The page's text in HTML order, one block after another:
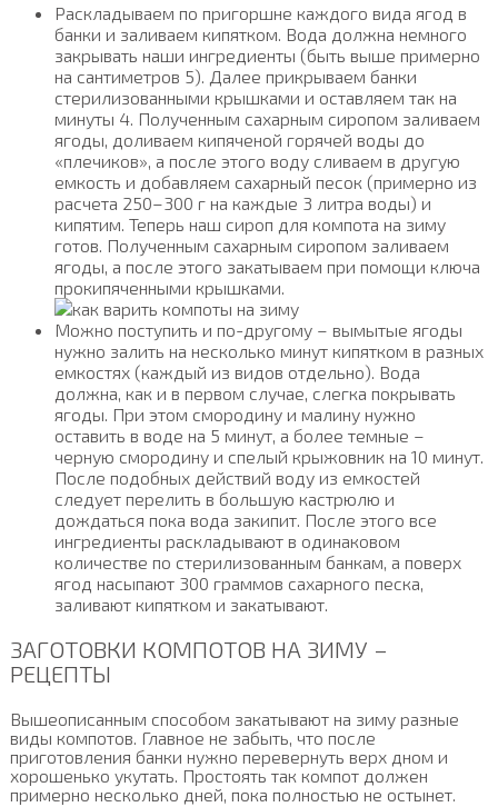
Раскладываем по пригоршне каждого вида ягод в
банки и заливаем кипятком. Вода должна немного
закрывать наши ингредиенты (быть выше примерно
на сантиметров 5). Далее прикрываем банки
стерилизованными крышками и оставляем так на
минуты 4. Полученным сахарным сиропом заливаем
ягоды, доливаем кипяченой горячей воды до
«плечиков», а после этого воду сливаем в другую
емкость и добавляем сахарный песок (примерно из
расчета 250–300 г на каждые 3 литра воды) и
кипятим. Теперь наш сироп для компота на зиму
готов. Полученным сахарным сиропом заливаем
ягоды, а после этого закатываем при помощи ключа
прокипяченными крышками.
Можно поступить и по-другому – вымытые ягоды
нужно залить на несколько минут кипятком в разных
емкостях (каждый из видов отдельно). Вода
должна, как и в первом случае, слегка покрывать
ягоды. При этом смородину и малину нужно
оставить в воде на 5 минут, а более темные –
черную смородину и спелый крыжовник на 10 минут.
После подобных действий воду из емкостей
следует перелить в большую кастрюлю и
дождаться пока вода закипит. После этого все
ингредиенты раскладывают в одинаковом
количестве по стерилизованным банкам, а поверх
ягод насыпают 300 граммов сахарного песка,
заливают кипятком и закатывают.
ЗАГОТОВКИ КОМПОТОВ НА ЗИМУ –
РЕЦЕПТЫ
Вышеописанным способом закатывают на зиму разные
виды компотов. Главное не забыть, что после
приготовления банки нужно перевернуть верх дном и
хорошенько укутать. Простоять так компот должен
примерно несколько дней, пока полностью не остынет.